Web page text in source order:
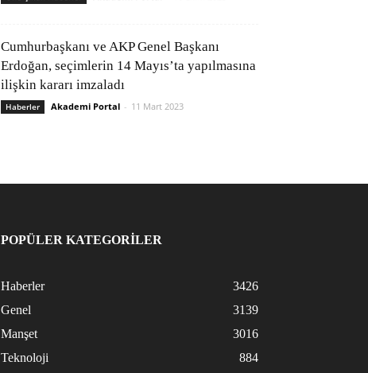
Cumhurbaşkanı ve AKP Genel Başkanı
Erdoğan, seçimlerin 14 Mayıs’ta yapılmasına
ilişkin kararı imzaladı
Haberler Akademi Portal - 11 Mart 2023
POPÜLER KATEGORİLER
Haberler
3426
Genel
3139
Manşet
3016
Teknoloji
884